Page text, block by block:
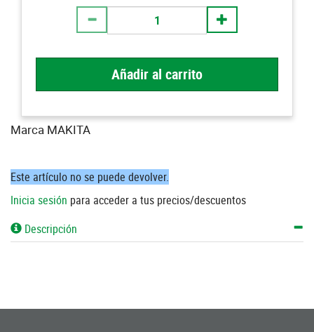
Añadir al carrito
Marca MAKITA
Este artículo no se puede devolver.
Inicia sesión para acceder a tus precios/descuentos
Descripción